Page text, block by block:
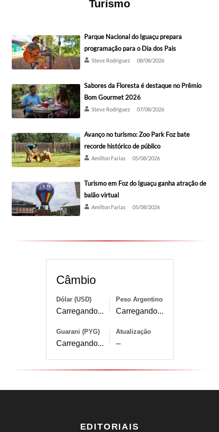
Turismo
Parque Nacional do Iguaçu prepara
programação para o Dia dos Pais
Steve Rodríguez 08/08/2026
Sabores da Floresta é destaque no Prêmio
Bom Gourmet 2026
Steve Rodríguez 07/08/2026
Avanço no turismo: Zoo Park Foz bate
recorde histórico de público
Amilton Farias 05/08/2026
Turismo em Foz do Iguaçu ganha atração de
balão virtual
Amilton Farias 05/08/2026
Câmbio
Dólar (USD)
Carregando...
Peso Argentino
Carregando...
Guarani (PYG)
Carregando...
Atualização
--
EDITORIAIS